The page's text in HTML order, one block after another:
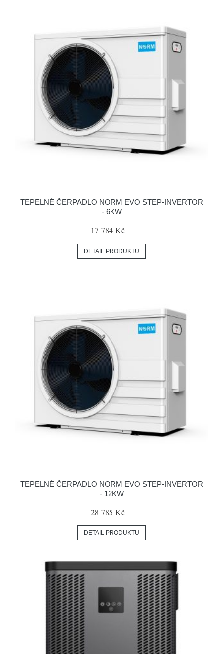
TEPELNÉ ČERPADLO NORM EVO STEP-INVERTOR
- 6KW
17 784 Kč
DETAIL PRODUKTU
TEPELNÉ ČERPADLO NORM EVO STEP-INVERTOR
- 12KW
28 785 Kč
DETAIL PRODUKTU